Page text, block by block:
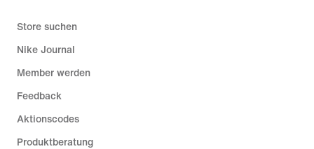
Store suchen
Nike Journal
Member werden
Feedback
Aktionscodes
Produktberatung